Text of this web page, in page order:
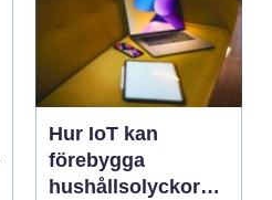
Hur IoT kan
förebygga
hushållsolyckor